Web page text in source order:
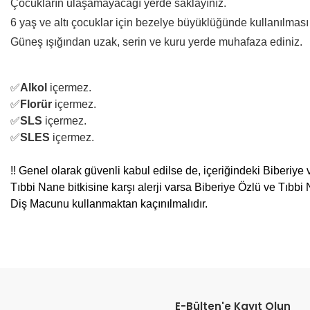
Çocukların ulaşamayacağı yerde saklayınız.
6 yaş ve altı çocuklar için bezelye büyüklüğünde
Güneş ışığından uzak, serin ve kuru yerde muhafaza ediniz.
✅Alkol içermez.
✅ Florür içermez.
✅S LS içermez.
✅SLES içermez.
!! Genel olarak güvenli kabul edilse de, içeriğindeki Biberiye
Tıbbi Nane bitkisine karşı alerji varsa Biberiye Özlü ve Tıbbi
Diş Macunu kullanmaktan kaçınılmalıdır.
E-Bülten'e Kayıt Olun